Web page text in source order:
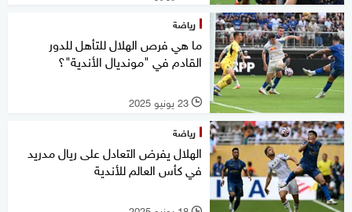
رياضة
ما هي فرص الهلال للتأهل للدور
القادم في "مونديال الأندية"؟
l 23 يونيو 2025
رياضة
الهلال يفرض التعادل على ريال مدريد
في كأس العالم للأندية